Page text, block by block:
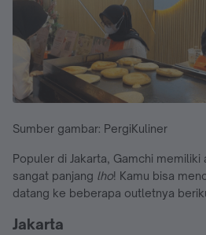
Sumber gambar: PergiKuliner
Populer di Jakarta, Gamchi
sangat panjang lho! Kamu bisa
datang ke beberapa outletnya
Jakarta